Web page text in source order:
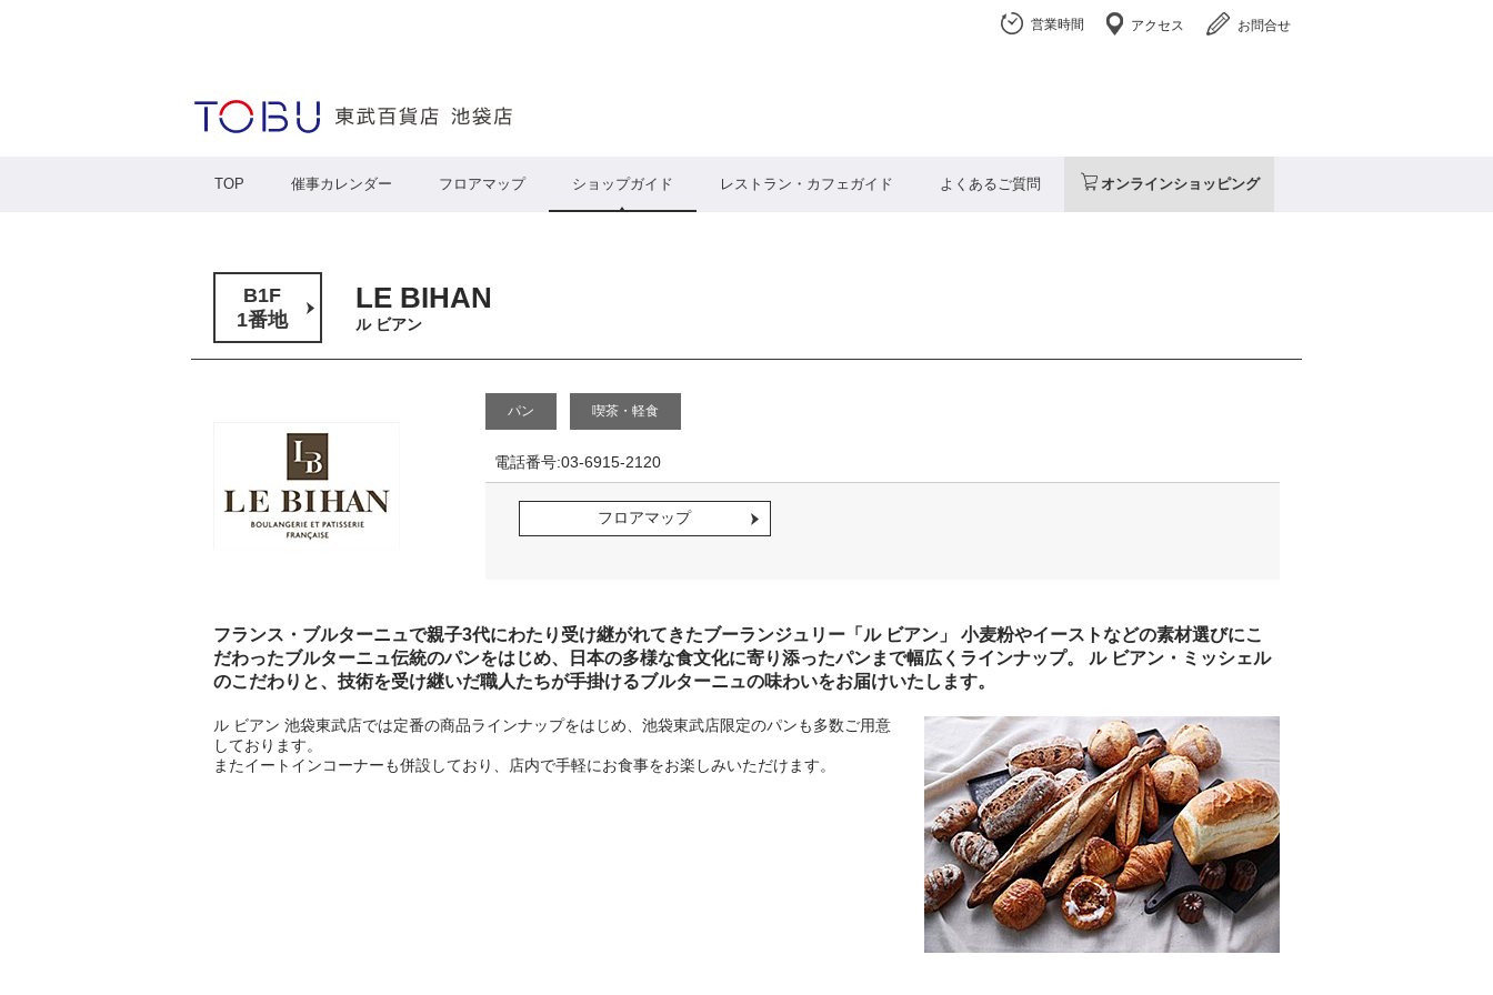
お問合せ
アクセス
営業時間
TOP 催事カレンダー フロアマップ ショップガイド レストラン・カフェガイド よくあるご質問 オンラインショッピング
B1F
1番地
LE BIHAN
ル ビアン
パン 喫茶・軽食
電話番号:03-6915-2120
フロアマップ
フランス・ブルターニュで親子3代にわたり受け継がれてきたブーランジュリー「ル ビアン」 小麦粉やイーストなどの素材選びにこ
だわったブルターニュ伝統のパンをはじめ、日本の多様な食文化に寄り添ったパンまで幅広くラインナップ。 ル ビアン・ミッシェル
のこだわりと、技術を受け継いだ職人たちが手掛けるブルターニュの味わいをお届けいたします。
ル ビアン 池袋東武店では定番の商品ラインナップをはじめ、池袋東武店限定のパンも多数ご用意
しております。
またイートインコーナーも併設しており、店内で手軽にお食事をお楽しみいただけます。